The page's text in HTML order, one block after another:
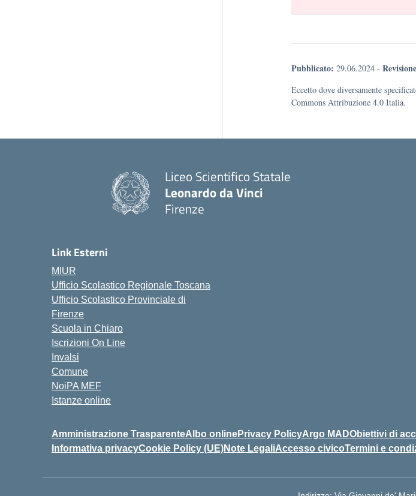
Pubblicato: 29.06.2024 -
Eccetto dove diversamente
Commons Attribuzione 4.0 Italia.
Liceo Scientifico Statale
Leonardo da Vinci
Firenze
Link Esterni
MIUR
Ufficio Scolastico Regionale Toscana
Ufficio Scolastico Provinciale di
Firenze
Scuola in Chiaro
Iscrizioni On Line
Invalsi
Comune
NoiPA MEF
Istanze online
Amministrazione TrasparenteAlbo onlinePrivacy PolicyArgo MADObiettivi di
Informativa privacyCookie Policy (UE)Note LegaliAccesso civicoTermini e